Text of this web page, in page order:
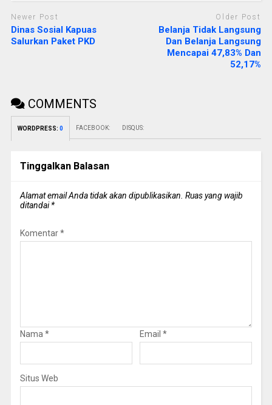
Newer Post
Dinas Sosial Kapuas
Salurkan Paket PKD
Older Post
Belanja Tidak Langsung
Dan Belanja Langsung
Mencapai 47,83% Dan
52,17%
COMMENTS
WORDPRESS: 0 FACEBOOK: DISQUS:
Tinggalkan Balasan
Alamat email Anda tidak akan dipublikasikan. Ruas yang wajib
ditandai*
Komentar*
Nama * Email *
Situs Web